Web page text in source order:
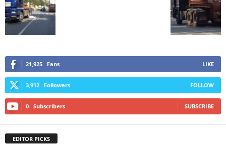
21,925 Fans LIKE
3,912 Followers FOLLOW
0 Subscribers SUBSCRIBE
EDITOR PICKS